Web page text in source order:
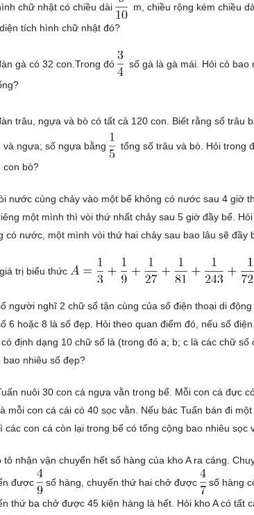
chữ nhật có chiều dài m, chiều rộng kém chiều
tích hình chữ nhật đó?
gà có 32 con.Trong đó
số gà là gà mái. Hỏi có bao
trâu, ngựa và bò có tất cả 120 con. Biết rằng số trâu
và ngựa; số ngựa bằng
tổng số trâu và bò. Hỏi trong
con bò?
nước cùng chảy vào một bể không có nước sau 4 giờ
một mình thì vòi thứ nhất chảy sau 5 giờ đầy bể.
có nước, một mình vòi thứ hai chảy sau bao lâu sẽ đầy
trị biểu thức
người nghĩ 2 chữ số tận cùng của số điện thoại di
6 hoặc 8 là số đẹp. Hỏi theo quan điểm đó, nếu số
định dạng 10 chữ số là (trong đó a; b; c là các chữ số
bao nhiêu số đẹp?
nuôi 30 con cá ngựa vằn trong bể. Mỗi con cá đực
mỗi con cá cái có 40 sọc vằn. Nếu bác Tuấn bán đi
các con cá còn lại trong bể có tổng cộng bao nhiêu sọc
tô nhận vận chuyển hết số hàng của kho A ra cảng.
được số hàng, chuyến thứ hai chở được
số hàng
thứ ba chở được 45 kiện hàng là hết. Hỏi kho A có tất